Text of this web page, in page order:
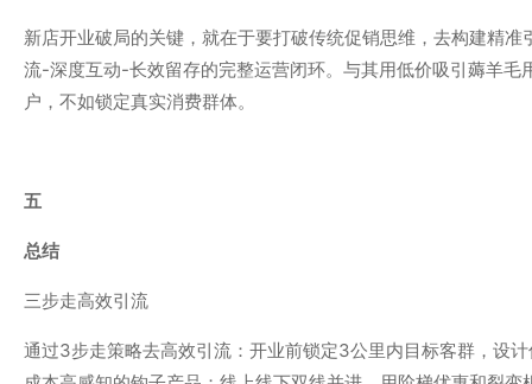
新店开业破局的关键，就在于要打破传统促销思维，去构建精准
流-深度互动-长效留存的完整运营闭环。与其用低价吸引薅羊毛
户，不如锁定真实消费群体。
五
总结
三步走高效引流
通过3步走策略去高效引流：开业前锁定3公里内目标客群，设